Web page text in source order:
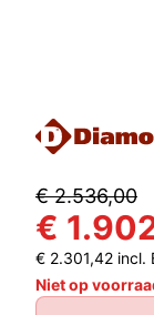
€ 2.536,00
€
€ 2.301,42 incl.
Niet op